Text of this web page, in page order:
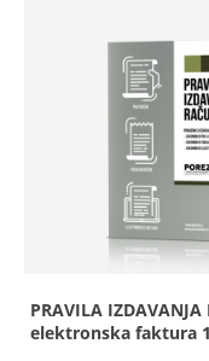
PRAVILA
elektronska faktura